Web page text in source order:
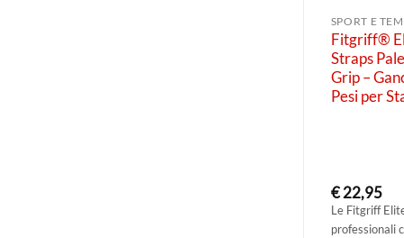
SPORT E
Fitgriff®
Straps
Grip –
Pesi per
€22,95
Le Fitgriff
professionali